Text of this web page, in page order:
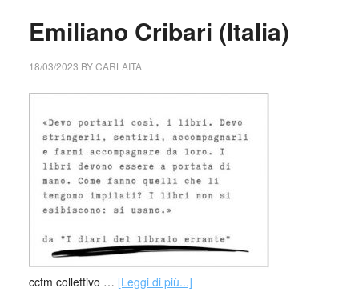
Emiliano Cribari (Italia)
18/03/2023 BYCARLAITA
cctm collettivo … [Leggi di più...]